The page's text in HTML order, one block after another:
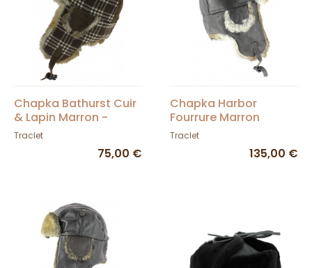
Chapka Bathurst Cuir
& Lapin Marron -
Traclet
Traclet
75,00 €
Chapka Harbor
Fourrure Marron
Traclet
135,00 €